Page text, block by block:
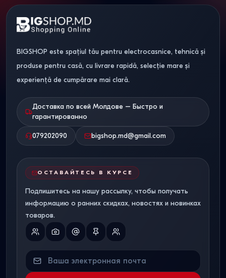
BIGSHOP este spațiul tău pentru electrocasnice, tehnică și
produse pentru casă, cu livrare rapidă, selecție mare și
experiență de cumpărare mai clară.
Доставка по всей Молдове – Быстро и
гарантированно
079202090 bigshop.md@gmail.com
ОСТАВАЙТЕСЬ В КУРСЕ
Подпишитесь на нашу рассылку, чтобы получать
информацию о ранних скидках, новостях и новинках
товаров.